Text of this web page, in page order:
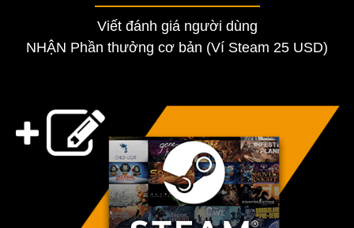
Viết đánh giá người dùng
NHẬN Phần thưởng cơ bản (Ví Steam 25 USD)